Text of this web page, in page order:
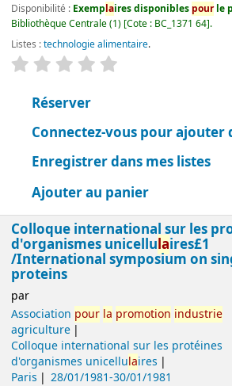
Disponibilité : Exemplaires disponibles pourle
Bibliothèque Centrale(1) Cote : BC_1371 64 .
Listes :technologie alimentaire.
évaluation
Réserver
Connectez-vous pour ajouter
Enregistrer dans mes listes
Ajouter au panier
Colloque international sur les
d'organismes unicellulaires£1
/International symposium on
proteins
par
Association pour la promotion industrie
agriculture
Colloque international sur les protéines
d'organismes unicellulaires
Paris
28/01/1981-30/01/1981